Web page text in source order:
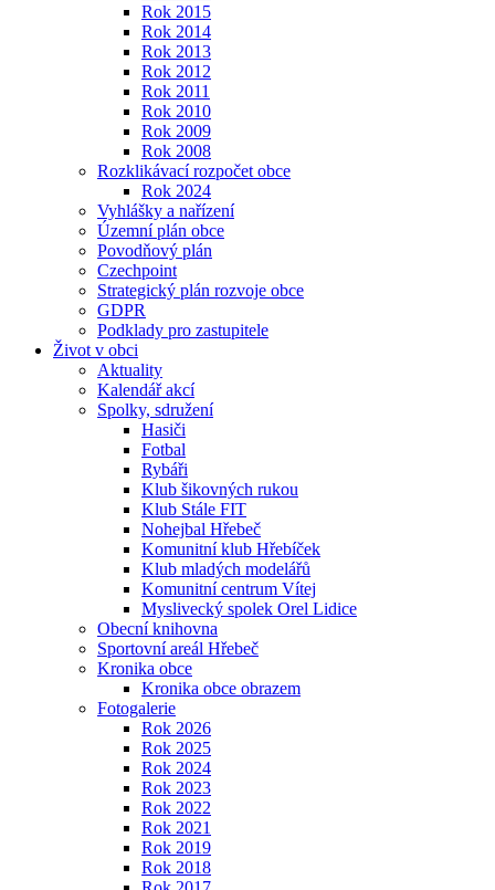
Rok 2015
Rok 2014
Rok 2013
Rok 2012
Rok 2011
Rok 2010
Rok 2009
Rok 2008
Rozklikávací rozpočet obce
Rok 2024
Vyhlášky a nařízení
Územní plán obce
Povodňový plán
Czechpoint
Strategický plán rozvoje obce
GDPR
Podklady pro zastupitele
Život v obci
Aktuality
Kalendář akcí
Spolky, sdružení
Hasiči
Fotbal
Rybáři
Klub šikovných rukou
Klub Stále FIT
Nohejbal Hřebeč
Komunitní klub Hřebíček
Klub mladých modelářů
Komunitní centrum Vítej
Myslivecký spolek Orel Lidice
Obecní knihovna
Sportovní areál Hřebeč
Kronika obce
Kronika obce obrazem
Fotogalerie
Rok 2026
Rok 2025
Rok 2024
Rok 2023
Rok 2022
Rok 2021
Rok 2019
Rok 2018